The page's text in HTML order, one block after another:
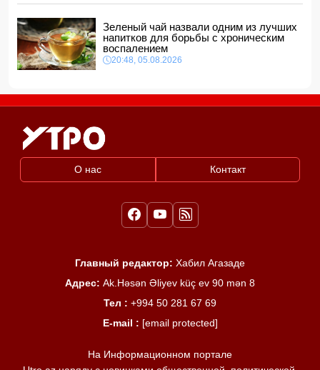
Зеленый чай назвали одним из лучших
напитков для борьбы с хроническим
воспалением
20:48, 05.08.2026
О нас Контакт
Главный редактор: Хабил Агазаде
Адрес: Ak.Həsən Əliyev küç ev 90 mən 8
Тел : +994 50 281 67 69
E-mail : [email protected]
На Информационном портале